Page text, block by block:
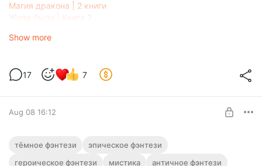
Магия дракона | 2 книги
Жили-были | Книга 2
Show more
17 7
Aug 08 16:12
Аудиокнига фэнтези "Закат титанов" |
тёмное фэнтези
эпическое фэнтези
героическое фэнтези
мистика античное фэнтези